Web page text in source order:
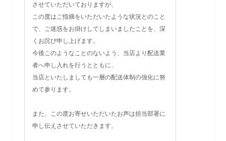
させていただいておりますが、
この度はご指摘をいただいたような状況とのこと
で、ご迷惑をお掛けしてしまいましたことを、深
くお詫び申し上げます。
今後このようなことのないよう、当店より配送業
者へ申し入れを行うとともに、
当店といたしましても一層の配送体制の強化に努
めて参ります。
また、この度お寄せいただいたお声は担当部署に
申し伝えさせていただきます。